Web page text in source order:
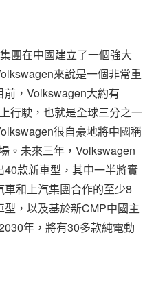
團在中國建立了一個強大
來說是一個非常重
，Volkswagen大約有
行駛，也就是全球三分之一
很自豪地將中國稱
。未來三年，Volkswagen
款新車型，其中一半將實
和上汽集團合作的至少8
，以及基於新CMP中國主
年，將有30多款純電動